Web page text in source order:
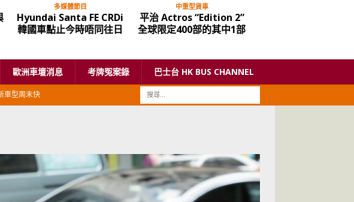
多媒體節目
Hyundai Santa FE CRDi
韓國車點止今時唔同往日
中重型貨車
平治 Actros “Edition 2”
全球限定400部的其中1部
歐洲車壇消息 考牌冤案錄 巴士台 HK BUS CHANNEL
車型周末快
交通評論